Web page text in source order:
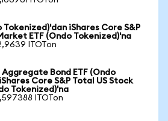
iShares Core S&P
ETF (Ondo Tokenized)'na
ITOTon
Aggregate Bond ETF (Ondo
Core S&P Total US Stock
Tokenized)'na
ITOTon